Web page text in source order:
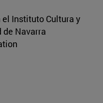
Instituto Cultura y
de Navarra